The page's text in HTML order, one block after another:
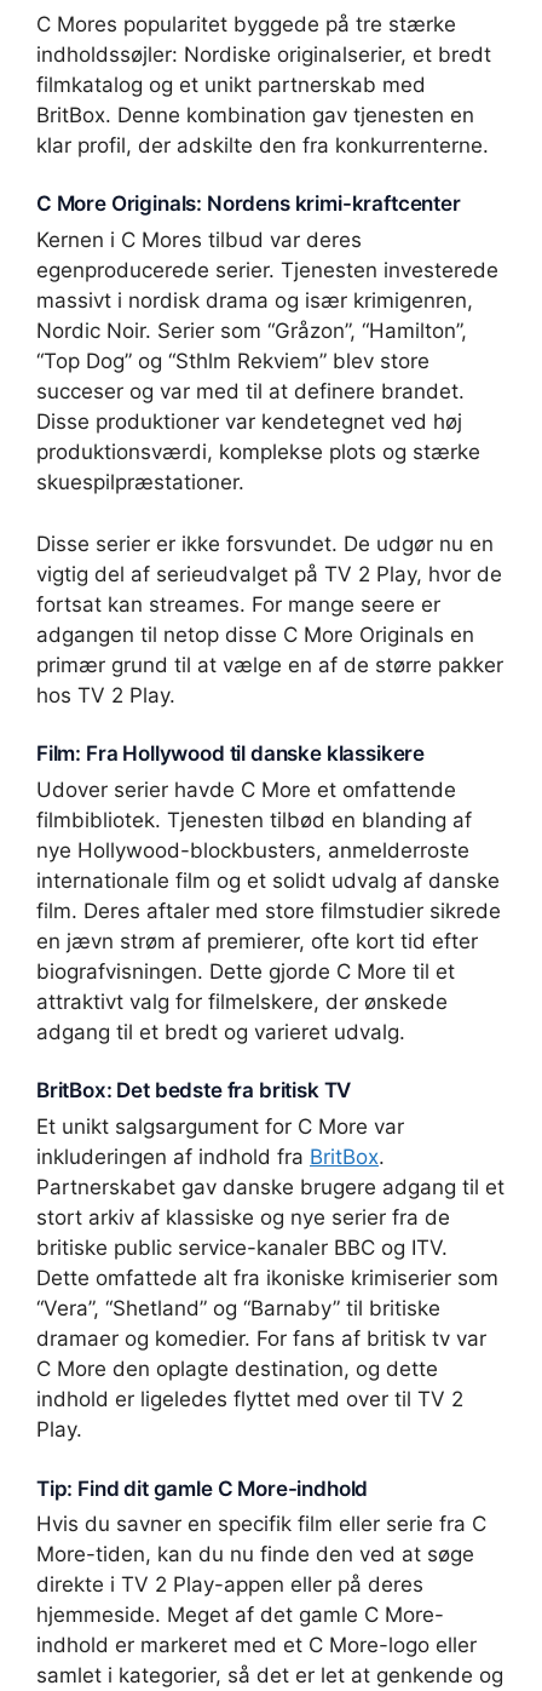
C Mores popularitet byggede på tre stærke
indholdssøjler: Nordiske originalserier, et bredt
filmkatalog og et unikt partnerskab med
BritBox. Denne kombination gav tjenesten en
klar profil, der adskilte den fra konkurrenterne.
C More Originals: Nordens krimi-kraftcenter
Kernen i C Mores tilbud var deres
egenproducerede serier. Tjenesten investerede
massivt i nordisk drama og især krimigenren,
Nordic Noir. Serier som “Gråzon”, “Hamilton”,
“Top Dog” og “Sthlm Rekviem” blev store
succeser og var med til at definere brandet.
Disse produktioner var kendetegnet ved høj
produktionsværdi, komplekse plots og stærke
skuespilpræstationer.
Disse serier er ikke forsvundet. De udgør nu en
vigtig del af serieudvalget på TV 2 Play, hvor de
fortsat kan streames. For mange seere er
adgangen til netop disse C More Originals en
primær grund til at vælge en af de større pakker
hos TV 2 Play.
Film: Fra Hollywood til danske klassikere
Udover serier havde C More et omfattende
filmbibliotek. Tjenesten tilbød en blanding af
nye Hollywood-blockbusters, anmelderroste
internationale film og et solidt udvalg af danske
film. Deres aftaler med store filmstudier sikrede
en jævn strøm af premierer, ofte kort tid efter
biografvisningen. Dette gjorde C More til et
attraktivt valg for filmelskere, der ønskede
adgang til et bredt og varieret udvalg.
BritBox: Det bedste fra britisk TV
Et unikt salgsargument for C More var
inkluderingen af indhold fra BritBox.
Partnerskabet gav danske brugere adgang til et
stort arkiv af klassiske og nye serier fra de
britiske public service-kanaler BBC og ITV.
Dette omfattede alt fra ikoniske krimiserier som
“Vera”, “Shetland” og “Barnaby” til britiske
dramaer og komedier. For fans af britisk tv var
C More den oplagte destination, og dette
indhold er ligeledes flyttet med over til TV 2
Play.
Tip: Find dit gamle C More-indhold
Hvis du savner en specifik film eller serie fra C
More-tiden, kan du nu finde den ved at søge
direkte i TV 2 Play-appen eller på deres
hjemmeside. Meget af det gamle C More-
indhold er markeret med et C More-logo eller
samlet i kategorier, så det er let at genkende og